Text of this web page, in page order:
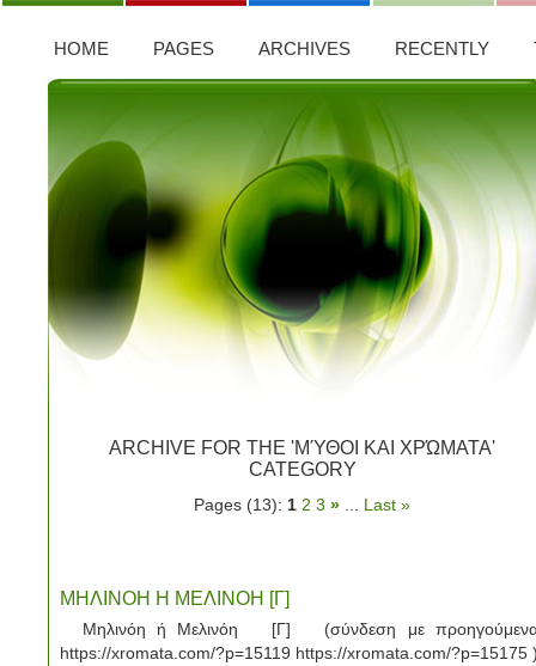
HOME PAGES ARCHIVES RECENTLY
ARCHIVE FOR THE 'ΜΎΘΟΙ ΚΑΙ ΧΡΏΜΑΤΑ'
CATEGORY
Pages (13): 1 2 3 » Last »
ΜΗΛΙΝΟΗ Η ΜΕΛΙΝΟΗ [Γ]
Μηλινόη ή Μελινόη [Γ] (σύνδεση με
https://xromata.com/?p=15119 https://xromata.com/?p=15175